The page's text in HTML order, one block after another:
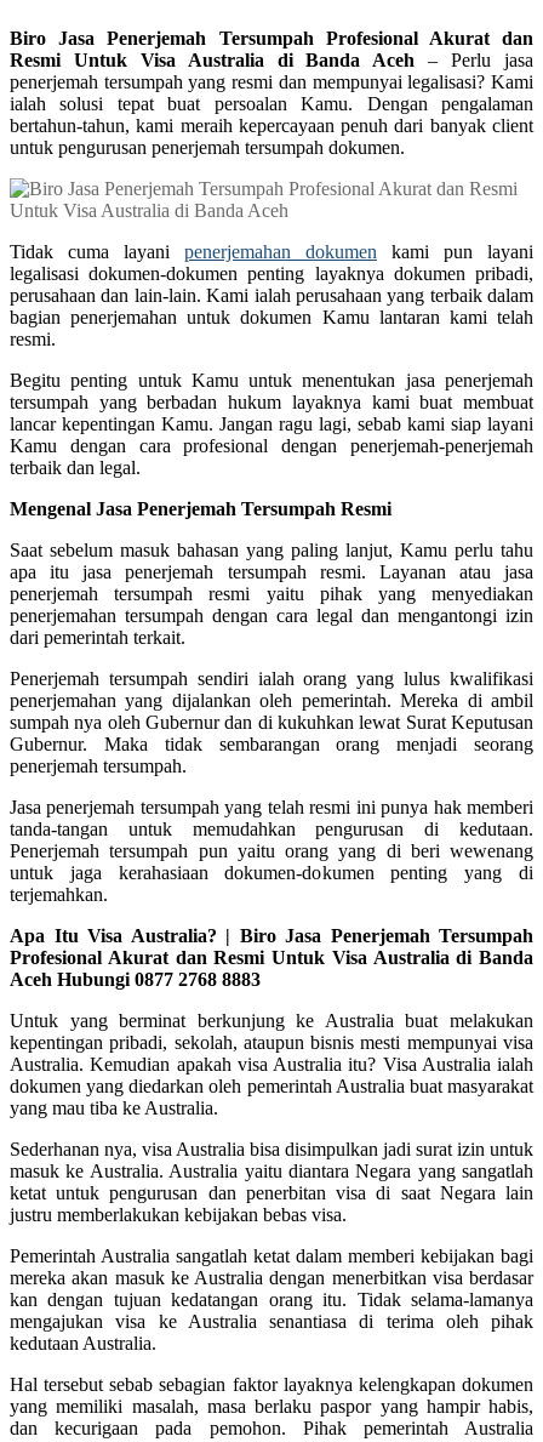
Biro Jasa Penerjemah Tersumpah Profesional Akurat dan
Resmi Untuk Visa Australia di Banda Aceh – Perlu jasa
penerjemah tersumpah yang resmi dan mempunyai legalisasi? Kami
ialah solusi tepat buat persoalan Kamu. Dengan pengalaman
bertahun-tahun, kami meraih kepercayaan penuh dari banyak client
untuk pengurusan penerjemah tersumpah dokumen.
Tidak cuma layani penerjemahan dokumen kami pun layani
legalisasi dokumen-dokumen penting layaknya dokumen pribadi,
perusahaan dan lain-lain. Kami ialah perusahaan yang terbaik dalam
bagian penerjemahan untuk dokumen Kamu lantaran kami telah
resmi.
Begitu penting untuk Kamu untuk menentukan jasa penerjemah
tersumpah yang berbadan hukum layaknya kami buat membuat
lancar kepentingan Kamu. Jangan ragu lagi, sebab kami siap layani
Kamu dengan cara profesional dengan penerjemah-penerjemah
terbaik dan legal.
Mengenal Jasa Penerjemah Tersumpah Resmi
Saat sebelum masuk bahasan yang paling lanjut, Kamu perlu tahu
apa itu jasa penerjemah tersumpah resmi. Layanan atau jasa
penerjemah tersumpah resmi yaitu pihak yang menyediakan
penerjemahan tersumpah dengan cara legal dan mengantongi izin
dari pemerintah terkait.
Penerjemah tersumpah sendiri ialah orang yang lulus kwalifikasi
penerjemahan yang dijalankan oleh pemerintah. Mereka di ambil
sumpah nya oleh Gubernur dan di kukuhkan lewat Surat Keputusan
Gubernur. Maka tidak sembarangan orang menjadi seorang
penerjemah tersumpah.
Jasa penerjemah tersumpah yang telah resmi ini punya hak memberi
tanda-tangan untuk memudahkan pengurusan di kedutaan.
Penerjemah tersumpah pun yaitu orang yang di beri wewenang
untuk jaga kerahasiaan dokumen-dokumen penting yang di
terjemahkan.
Apa Itu Visa Australia? | Biro Jasa Penerjemah Tersumpah
Profesional Akurat dan Resmi Untuk Visa Australia di Banda
Aceh Hubungi 0877 2768 8883
Untuk yang berminat berkunjung ke Australia buat melakukan
kepentingan pribadi, sekolah, ataupun bisnis mesti mempunyai visa
Australia. Kemudian apakah visa Australia itu? Visa Australia ialah
dokumen yang diedarkan oleh pemerintah Australia buat masyarakat
yang mau tiba ke Australia.
Sederhanan nya, visa Australia bisa disimpulkan jadi surat izin untuk
masuk ke Australia. Australia yaitu diantara Negara yang sangatlah
ketat untuk pengurusan dan penerbitan visa di saat Negara lain
justru memberlakukan kebijakan bebas visa.
Pemerintah Australia sangatlah ketat dalam memberi kebijakan bagi
mereka akan masuk ke Australia dengan menerbitkan visa berdasar
kan dengan tujuan kedatangan orang itu. Tidak selama-lamanya
mengajukan visa ke Australia senantiasa di terima oleh pihak
kedutaan Australia.
Hal tersebut sebab sebagian faktor layaknya kelengkapan dokumen
yang memiliki masalah, masa berlaku paspor yang hampir habis,
dan kecurigaan pada pemohon. Pihak pemerintah Australia